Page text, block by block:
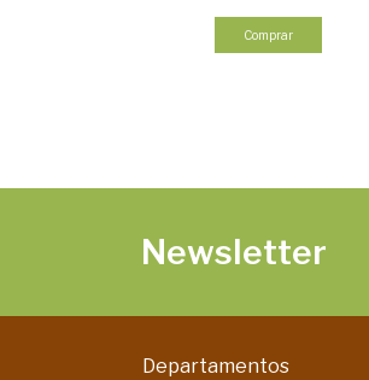
Comprar
Newsletter
Departamentos